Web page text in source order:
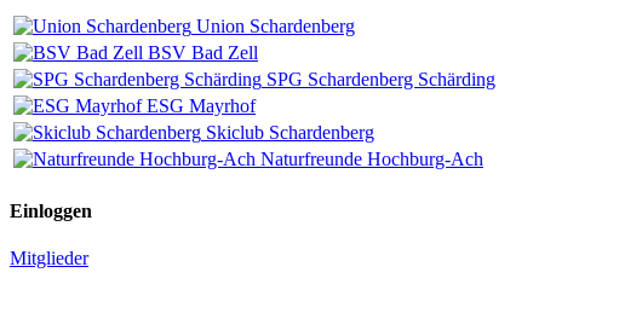
Union Schardenberg
BSV Bad Zell
SPG Schardenberg Schärding
ESG Mayrhof
Skiclub Schardenberg
Naturfreunde Hochburg-Ach
Einloggen
Mitglieder